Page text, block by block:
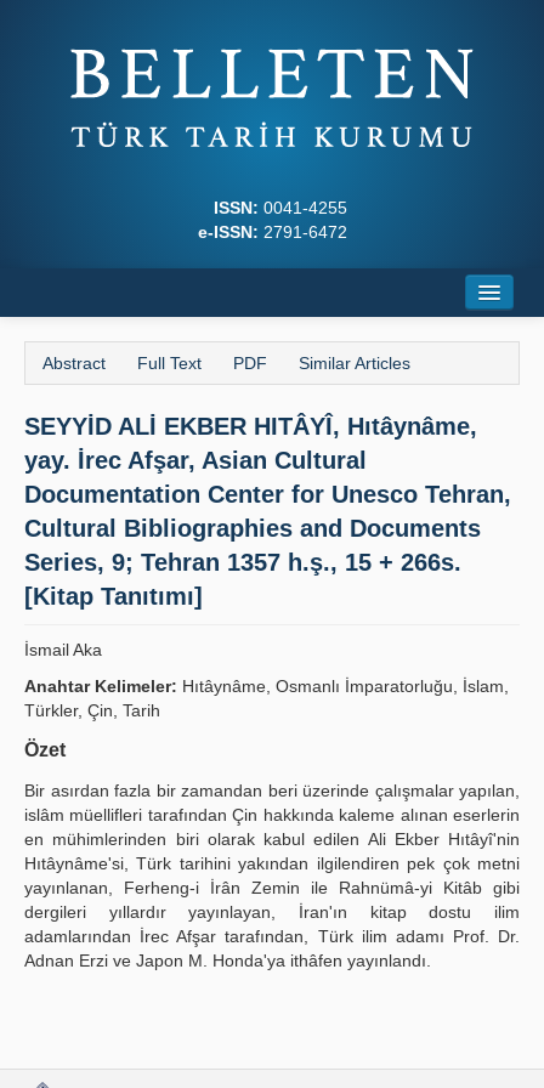
ISSN: 0041-4255
e-ISSN: 2791-6472
About
Journal Boards
Writing Rules
Principles
Publication Policies
Abstract Full Text PDF Similar Articles
SEYYİD ALİ EKBER HITÂYÎ, Hıtâynâme,
yay. İrec Afşar, Asian Cultural
Documentation Center for Unesco Tehran,
Cultural Bibliographies and Documents
Series, 9; Tehran 1357 h.ş., 15 + 266s.
[Kitap Tanıtımı]
İsmail Aka
Anahtar Kelimeler: Hıtâynâme, Osmanlı İmparatorluğu, İslam,
Türkler, Çin, Tarih
Özet
Bir asırdan fazla bir zamandan beri üzerinde çalışmalar yapılan,
islâm müellifleri tarafından Çin hakkında kaleme alınan eserlerin
en mühimlerinden biri olarak kabul edilen Ali Ekber Hıtâyî'nin
Hıtâynâme'si, Türk tarihini yakından ilgilendiren pek çok metni
yayınlanan, Ferheng-i İrân Zemin ile Rahnümâ-yi Kitâb gibi
dergileri yıllardır yayınlayan, İran'ın kitap dostu ilim
adamlarından İrec Afşar tarafından, Türk ilim adamı Prof. Dr.
Adnan Erzi ve Japon M. Honda'ya ithâfen yayınlandı.